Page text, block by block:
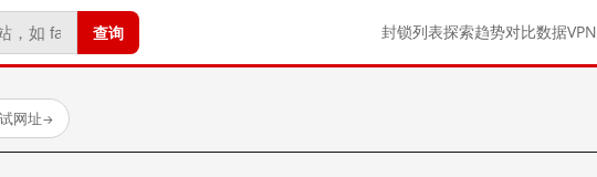
查询 封锁列表探索趋势对比数据VPN
网址→